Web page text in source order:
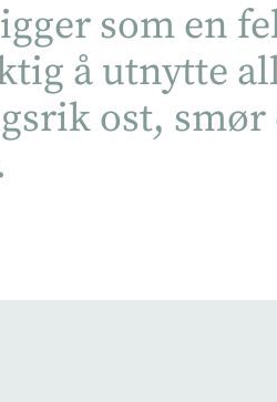
som en
å utnytte
ost, smør